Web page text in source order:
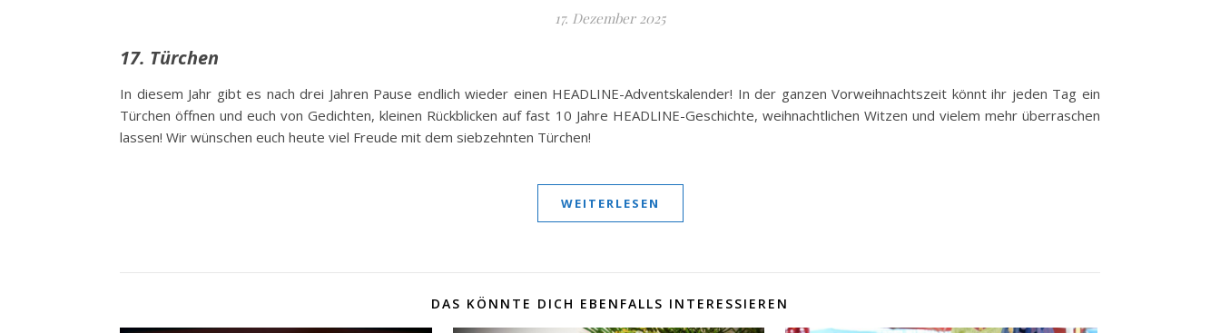
17. Dezember 2025
17. Türchen
In diesem Jahr gibt es nach drei Jahren Pause endlich wieder einen HEADLINE-Adventskalender! In der ganzen Vorweihnachtszeit könnt ihr jeden Tag ein
Türchen öffnen und euch von Gedichten, kleinen Rückblicken auf fast 10 Jahre HEADLINE-Geschichte, weihnachtlichen Witzen und vielem mehr überraschen
lassen! Wir wünschen euch heute viel Freude mit dem siebzehnten Türchen!
WEITERLESEN
DAS KÖNNTE DICH EBENFALLS INTERESSIEREN